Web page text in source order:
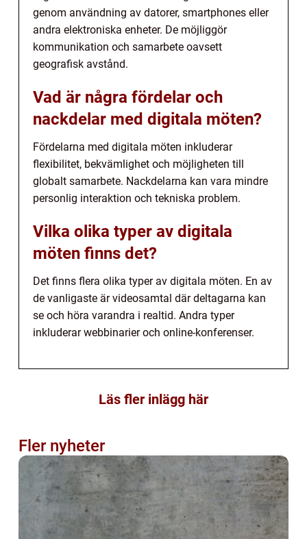
genom användning av datorer, smartphones eller
andra elektroniska enheter. De möjliggör
kommunikation och samarbete oavsett
geografisk avstånd.
Vad är några fördelar och
nackdelar med digitala möten?
Fördelarna med digitala möten inkluderar
flexibilitet, bekvämlighet och möjligheten till
globalt samarbete. Nackdelarna kan vara mindre
personlig interaktion och tekniska problem.
Vilka olika typer av digitala
möten finns det?
Det finns flera olika typer av digitala möten. En av
de vanligaste är videosamtal där deltagarna kan
se och höra varandra i realtid. Andra typer
inkluderar webbinarier och online-konferenser.
Läs fler inlägg här
Fler nyheter